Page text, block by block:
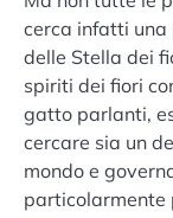
cerca infatti una
delle Stella dei
spiriti dei fiori
gatto parlanti,
cercare sia un
mondo e
particolarmente